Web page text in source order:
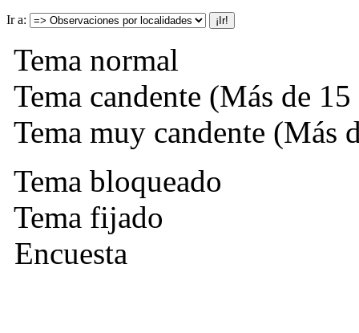
Ir a:
Tema normal
Tema candente (Más de 15
Tema muy candente (Más
Tema bloqueado
Tema fijado
Encuesta